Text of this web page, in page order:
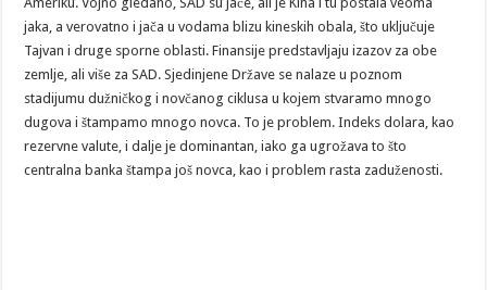
jaka, a verovatno i jača u vodama blizu kineskih obala, što uključuje
Tajvan i druge sporne oblasti. Finansije predstavljaju izazov za obe
zemlje, ali više za SAD. Sjedinjene Države se nalaze u poznom
stadijumu dužničkog i novčanog ciklusa u kojem stvaramo mnogo
dugova i štampamo mnogo novca. To je problem. Indeks dolara, kao
rezervne valute, i dalje je dominantan, iako ga ugrožava to što
centralna banka štampa još novca, kao i problem rasta zaduženosti.